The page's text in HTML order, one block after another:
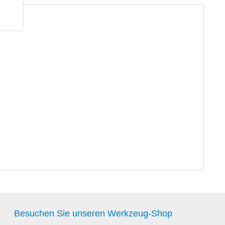
Besuchen Sie unseren Werkzeug-Shop